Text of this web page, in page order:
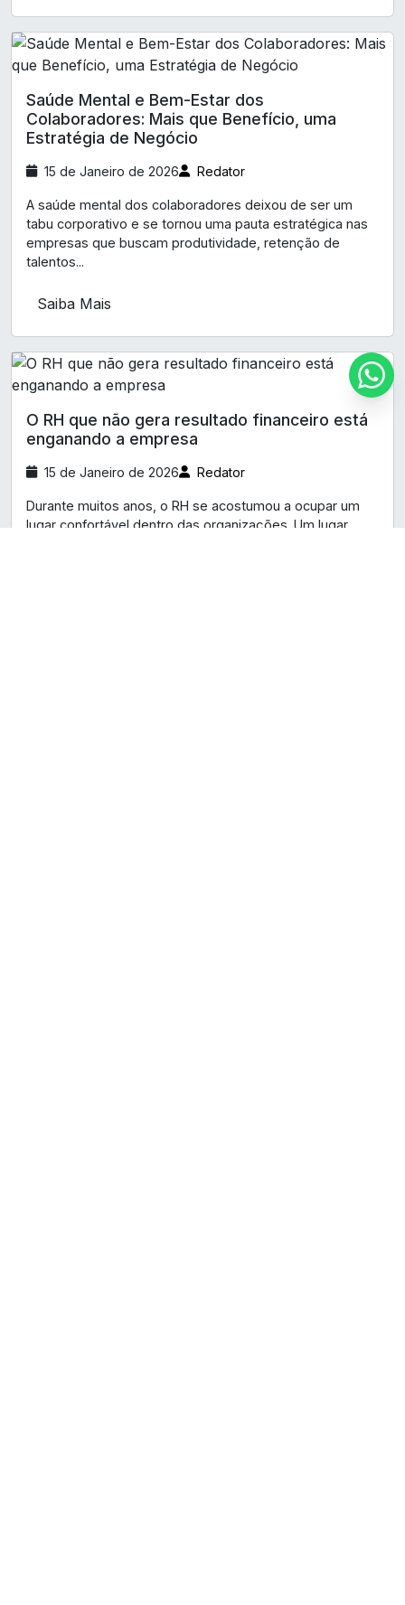
Saúde Mental e Bem-Estar dos
Colaboradores: Mais que Benefício, uma
Estratégia de Negócio
15 de Janeiro de 2026 Redator
A saúde mental dos colaboradores deixou de ser um
tabu corporativo e se tornou uma pauta estratégica nas
empresas que buscam produtividade, retenção de
talentos...
Saiba Mais
O RH que não gera resultado financeiro está
enganando a empresa
15 de Janeiro de 2026 Redator
Durante muitos anos, o RH se acostumou a ocupar um
lugar confortável dentro das organizações. Um lugar